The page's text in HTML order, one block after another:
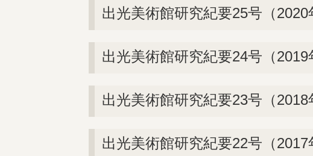
出光美術館研究紀要25号（2020
出光美術館研究紀要24号（2019
出光美術館研究紀要23号（2018
出光美術館研究紀要22号（2017